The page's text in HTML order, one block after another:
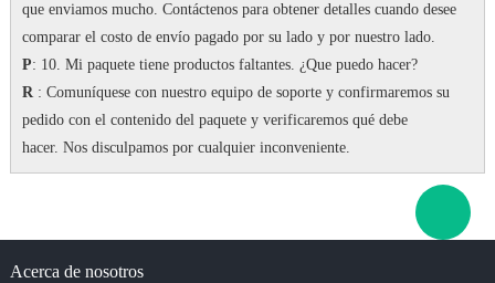
que enviamos mucho. Contáctenos para obtener detalles cuando desee
comparar el costo de envío pagado por su lado y por nuestro lado.
P: 10. Mi paquete tiene productos faltantes. ¿Que puedo hacer?
R: Comuníquese con nuestro equipo de soporte y confirmaremos su
pedido con el contenido del paquete y verificaremos qué debe
hacer. Nos disculpamos por cualquier inconveniente.
Acerca de nosotros